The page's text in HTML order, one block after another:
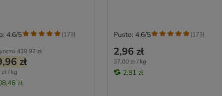
439,92 zł
zł
/ kg
zł
4.6/5 (173)
2,96 zł
37,00 zł / kg
2,81 zł
Pusto: 4.6/5 (173)